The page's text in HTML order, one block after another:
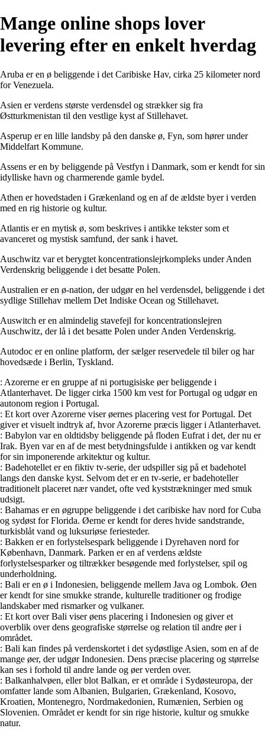
Mange online shops lover
levering efter en enkelt hverdag
Aruba er en ø beliggende i det Caribiske Hav, cirka 25 kilometer nord
for Venezuela.
Asien er verdens største verdensdel og strækker sig fra
Østturkmenistan til den vestlige kyst af Stillehavet.
Asperup er en lille landsby på den danske ø, Fyn, som hører under
Middelfart Kommune.
Assens er en by beliggende på Vestfyn i Danmark, som er kendt for sin
idylliske havn og charmerende gamle bydel.
Athen er hovedstaden i Grækenland og en af de ældste byer i verden
med en rig historie og kultur.
Atlantis er en mytisk ø, som beskrives i antikke tekster som et
avanceret og mystisk samfund, der sank i havet.
Auschwitz var et berygtet koncentrationslejrkompleks under Anden
Verdenskrig beliggende i det besatte Polen.
Australien er en ø-nation, der udgør en hel verdensdel, beliggende i det
sydlige Stillehav mellem Det Indiske Ocean og Stillehavet.
Auswitch er en almindelig stavefejl for koncentrationslejren
Auschwitz, der lå i det besatte Polen under Anden Verdenskrig.
Autodoc er en online platform, der sælger reservedele til biler og har
hovedsæde i Berlin, Tyskland.
: Azorerne er en gruppe af ni portugisiske øer beliggende i
Atlanterhavet. De ligger cirka 1500 km vest for Portugal og udgør en
autonom region i Portugal.
: Et kort over Azorerne viser øernes placering vest for Portugal. Det
giver et visuelt indtryk af, hvor Azorerne præcis ligger i Atlanterhavet.
: Babylon var en oldtidsby beliggende på floden Eufrat i det, der nu er
Irak. Byen var en af de mest betydningsfulde i antikken og var kendt
for sin imponerende arkitektur og kultur.
: Badehotellet er en fiktiv tv-serie, der udspiller sig på et badehotel
langs den danske kyst. Selvom det er en tv-serie, er badehoteller
traditionelt placeret nær vandet, ofte ved kyststrækninger med smuk
udsigt.
: Bahamas er en øgruppe beliggende i det caribiske hav nord for Cuba
og sydøst for Florida. Øerne er kendt for deres hvide sandstrande,
turkisblåt vand og luksuriøse feriesteder.
: Bakken er en forlystelsespark beliggende i Dyrehaven nord for
København, Danmark. Parken er en af verdens ældste
forlystelsesparker og tiltrækker besøgende med forlystelser, spil og
underholdning.
: Bali er en ø i Indonesien, beliggende mellem Java og Lombok. Øen
er kendt for sine smukke strande, kulturelle traditioner og frodige
landskaber med rismarker og vulkaner.
: Et kort over Bali viser øens placering i Indonesien og giver et
overblik over dens geografiske størrelse og relation til andre øer i
området.
: Bali kan findes på verdenskortet i det sydøstlige Asien, som en af de
mange øer, der udgør Indonesien. Dens præcise placering og størrelse
kan ses i forhold til andre lande og øer verden over.
: Balkanhalvøen, eller blot Balkan, er et område i Sydøsteuropa, der
omfatter lande som Albanien, Bulgarien, Grækenland, Kosovo,
Kroatien, Montenegro, Nordmakedonien, Rumænien, Serbien og
Slovenien. Området er kendt for sin rige historie, kultur og smukke
natur.